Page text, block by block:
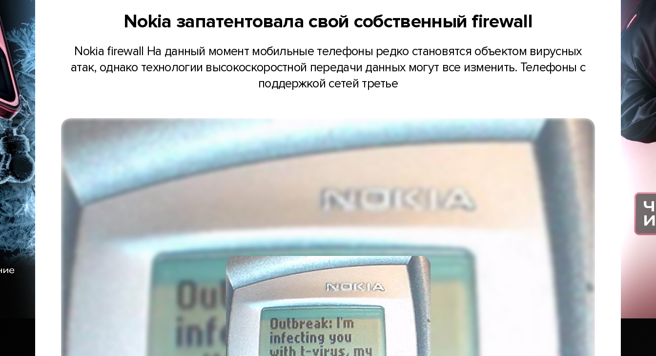
Nokia запатентовала свой собственный firewall
Nokia firewall На данный момент мобильные телефоны редко становятся объектом вирусных
атак, однако технологии высокоскоростной передачи данных могут все изменить. Телефоны с
поддержкой сетей третье